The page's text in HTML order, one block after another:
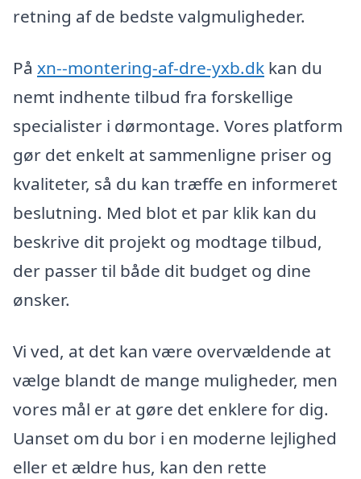
retning af de bedste valgmuligheder.
På xn--montering-af-dre-yxb.dk kan du
nemt indhente tilbud fra forskellige
specialister i dørmontage. Vores platform
gør det enkelt at sammenligne priser og
kvaliteter, så du kan træffe en informeret
beslutning. Med blot et par klik kan du
beskrive dit projekt og modtage tilbud,
der passer til både dit budget og dine
ønsker.
Vi ved, at det kan være overvældende at
vælge blandt de mange muligheder, men
vores mål er at gøre det enklere for dig.
Uanset om du bor i en moderne lejlighed
eller et ældre hus, kan den rette